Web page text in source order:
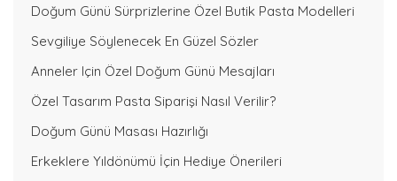
Doğum Günü Sürprizlerine Özel Butik Pasta Modelleri
Sevgiliye Söylenecek En Güzel Sözler
Anneler Için Özel Doğum Günü Mesajları
Özel Tasarım Pasta Siparişi Nasıl Verilir?
Doğum Günü Masası Hazırlığı
Erkeklere Yıldönümü İçin Hediye Önerileri